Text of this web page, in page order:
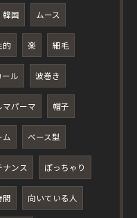
韓国 ムース
的 楽 細毛
ール 波巻き
マパーマ 帽子
ム ベース型
ナンス ぽっちゃり
間 向いている人